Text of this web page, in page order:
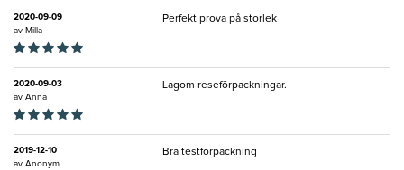
2020-09-09
av Milla
Perfekt prova på storlek
2020-09-03
av Anna
Lagom reseförpackningar.
2019-12-10
av Anonym
Bra testförpackning